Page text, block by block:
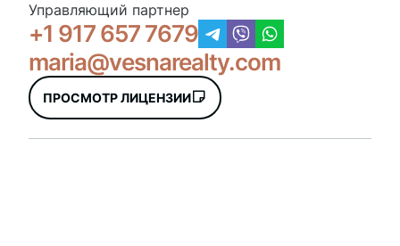
Управляющий партнер
+1 917 657 7679
maria@vesnarealty.com
ПРОСМОТР ЛИЦЕНЗИИ